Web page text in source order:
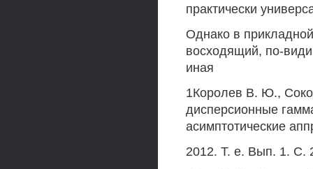
практически
Однако в
восходящий, по-
иная
1Королев В. Ю.,
дисперсионные
асимптотические
2012. Т. е. Вып. 1. С.